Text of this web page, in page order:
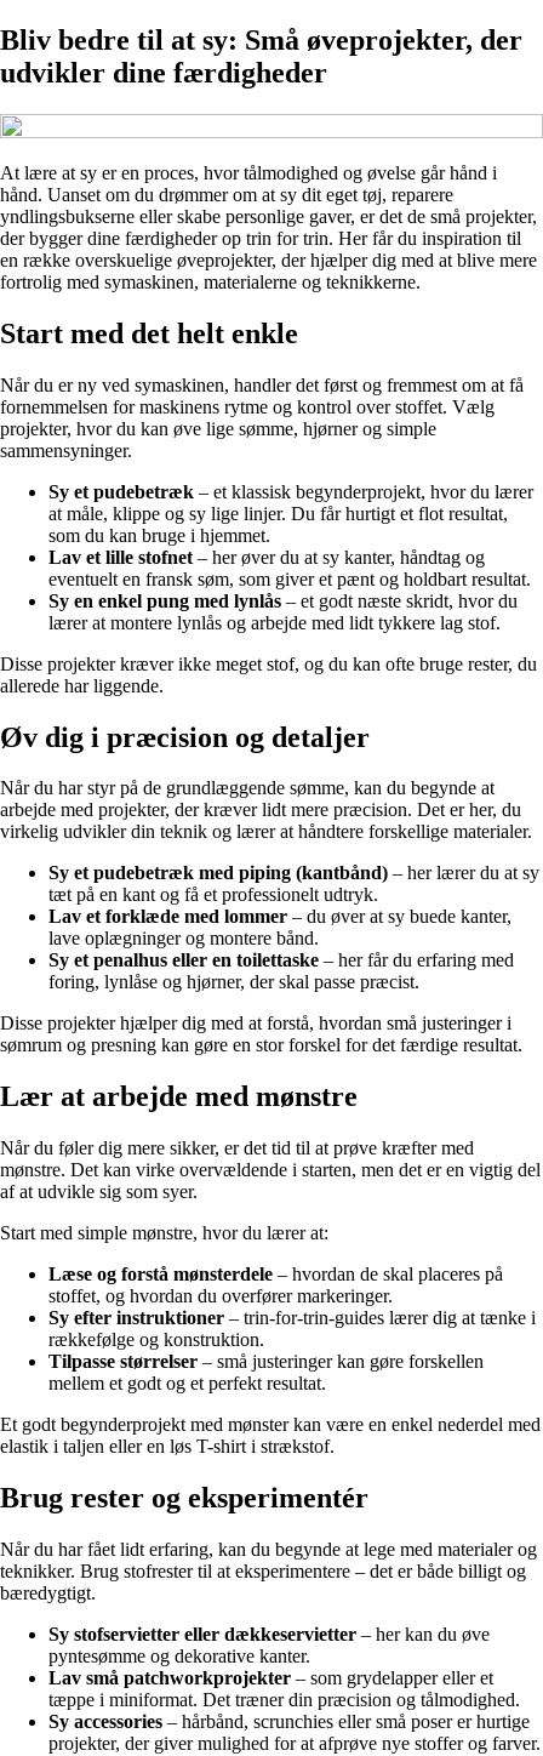
Bliv bedre til at sy: Små øveprojekter, der
udvikler dine færdigheder
At lære at sy er en proces, hvor tålmodighed og øvelse går hånd i
hånd. Uanset om du drømmer om at sy dit eget tøj, reparere
yndlingsbukserne eller skabe personlige gaver, er det de små projekter,
der bygger dine færdigheder op trin for trin. Her får du inspiration til
en række overskuelige øveprojekter, der hjælper dig med at blive mere
fortrolig med symaskinen, materialerne og teknikkerne.
Start med det helt enkle
Når du er ny ved symaskinen, handler det først og fremmest om at få
fornemmelsen for maskinens rytme og kontrol over stoffet. Vælg
projekter, hvor du kan øve lige sømme, hjørner og simple
sammensyninger.
Sy et pudebetræk – et klassisk begynderprojekt, hvor du lærer
at måle, klippe og sy lige linjer. Du får hurtigt et flot resultat,
som du kan bruge i hjemmet.
Lav et lille stofnet – her øver du at sy kanter, håndtag og
eventuelt en fransk søm, som giver et pænt og holdbart resultat.
Sy en enkel pung med lynlås – et godt næste skridt, hvor du
lærer at montere lynlås og arbejde med lidt tykkere lag stof.
Disse projekter kræver ikke meget stof, og du kan ofte bruge rester, du
allerede har liggende.
Øv dig i præcision og detaljer
Når du har styr på de grundlæggende sømme, kan du begynde at
arbejde med projekter, der kræver lidt mere præcision. Det er her, du
virkelig udvikler din teknik og lærer at håndtere forskellige materialer.
Sy et pudebetræk med piping (kantbånd) – her lærer du at sy
tæt på en kant og få et professionelt udtryk.
Lav et forklæde med lommer – du øver at sy buede kanter,
lave oplægninger og montere bånd.
Sy et penalhus eller en toilettaske – her får du erfaring med
foring, lynlåse og hjørner, der skal passe præcist.
Disse projekter hjælper dig med at forstå, hvordan små justeringer i
sømrum og presning kan gøre en stor forskel for det færdige resultat.
Lær at arbejde med mønstre
Når du føler dig mere sikker, er det tid til at prøve kræfter med
mønstre. Det kan virke overvældende i starten, men det er en vigtig del
af at udvikle sig som syer.
Start med simple mønstre, hvor du lærer at:
Læse og forstå mønsterdele – hvordan de skal placeres på
stoffet, og hvordan du overfører markeringer.
Sy efter instruktioner – trin-for-trin-guides lærer dig at tænke i
rækkefølge og konstruktion.
Tilpasse størrelser – små justeringer kan gøre forskellen
mellem et godt og et perfekt resultat.
Et godt begynderprojekt med mønster kan være en enkel nederdel med
elastik i taljen eller en løs T-shirt i strækstof.
Brug rester og eksperimentér
Når du har fået lidt erfaring, kan du begynde at lege med materialer og
teknikker. Brug stofrester til at eksperimentere – det er både billigt og
bæredygtigt.
Sy stofservietter eller dækkeservietter – her kan du øve
pyntesømme og dekorative kanter.
Lav små patchworkprojekter – som grydelapper eller et
tæppe i miniformat. Det træner din præcision og tålmodighed.
Sy accessories – hårbånd, scrunchies eller små poser er hurtige
projekter, der giver mulighed for at afprøve nye stoffer og farver.